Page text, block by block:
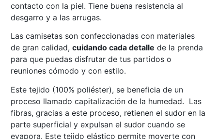
contacto con la piel. Tiene buena resistencia al
desgarro y a las arrugas.
Las camisetas son confeccionadas con materiales
de gran calidad,cuidando cada detalle de la prenda
para que puedas disfrutar de tus partidos o
reuniones cómodo y con estilo.
Este tejido (100% poliéster), se beneficia de un
proceso llamado capitalización de la humedad. Las
fibras, gracias a este proceso, retienen el sudor en la
parte superficial y expulsan el sudor cuando se
evapora. Este tejido elástico permite moverte con